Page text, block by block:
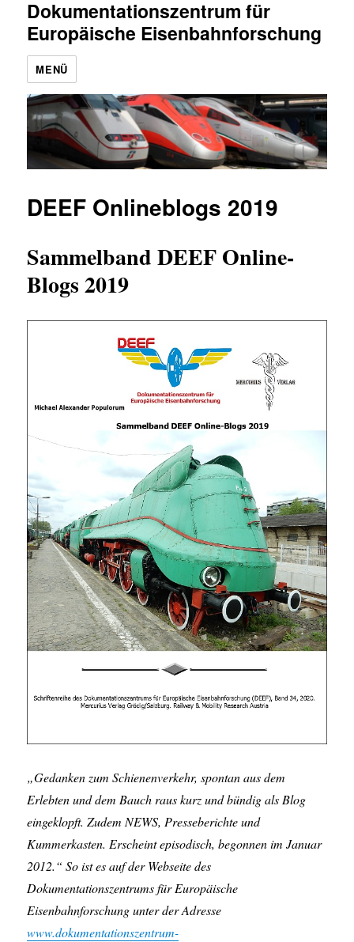
Dokumentationszentrum für
Europäische Eisenbahnforschung
MENÜ
DEEF Onlineblogs 2019
Sammelband DEEF Online-
Blogs 2019
„Gedanken zum Schienenverkehr, spontan aus dem
Erlebten und dem Bauch raus kurz und bündig als Blog
eingeklopft. Zudem NEWS, Presseberichte und
Kummerkasten. Erscheint episodisch, begonnen im Januar
2012.“ So ist es auf der Webseite des
Dokumentationszentrums für Europäische
Eisenbahnforschung unter der Adresse
www.dokumentationszentrum-